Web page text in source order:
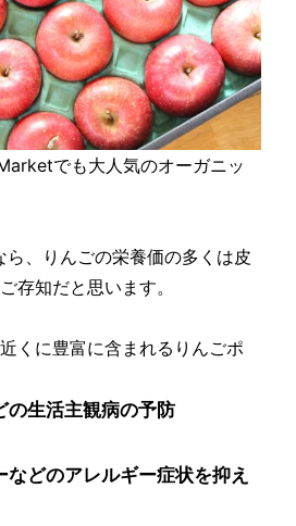
でも大人気のオーガニッ
ら、りんごの栄養価の多くは皮
存知だと思います。
くに豊富に含まれるりんごポ
生活主観病の予防
どのアレルギー症状を抑え